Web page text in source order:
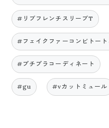
#リブフレンチスリーブT
#フェイクファーコンビトー
#プチプラコーディネート
#gu #vカットミュール